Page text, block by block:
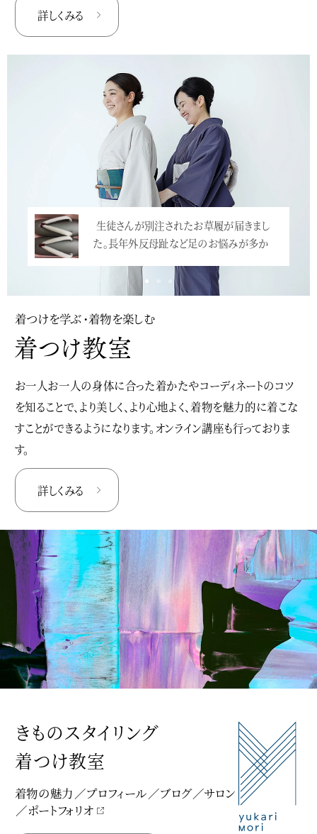
詳しくみる
着つけを学ぶ・着物を楽しむ
お一人お一人の身体に合った着かたやコーディネートのコツ
を知ることで、より美しく、より心地よく、着物を魅力的に着こな
すことができるようになります。オンライン講座も行っておりま
す。
詳しくみる
生徒さんが別注されたお草履が届きまし
た。長年外反母趾など足のお悩みが多か
きものスタイリング
着つけ教室
着物の魅力 プロフィール ブログ
サロン
ポートフォリオ